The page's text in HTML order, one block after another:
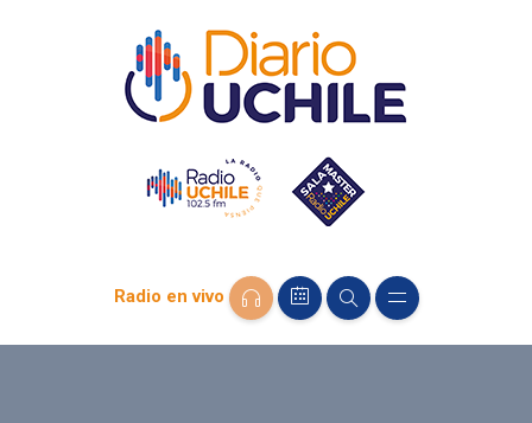
Radio en vivo